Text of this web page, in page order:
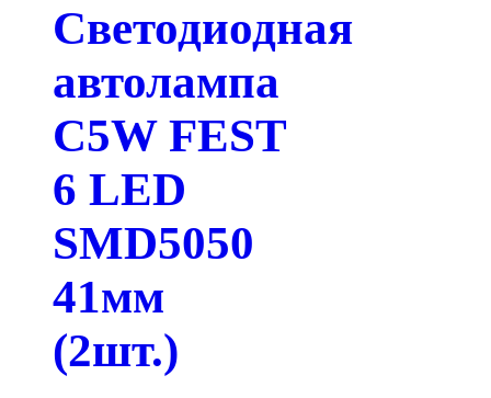
Светодиодная
автолампа
C5W FEST
6 LED
SMD5050
41мм
(2шт.)